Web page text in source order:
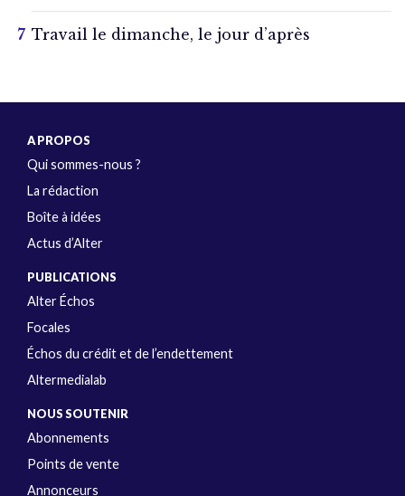
Travail le dimanche, le jour d’après
A PROPOS
Qui sommes-nous ?
La rédaction
Boîte à idées
Actus d’Alter
PUBLICATIONS
Alter Échos
Focales
Échos du crédit et de l’endettement
Altermedialab
NOUS SOUTENIR
Abonnements
Points de vente
Annonceurs